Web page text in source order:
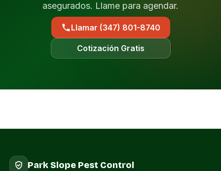
asegurados. Llame para agendar.
Llamar (347) 801-8740
Cotización Gratis
Park Slope Pest Control